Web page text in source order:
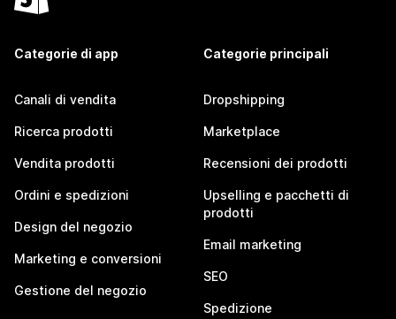
Categorie di app
Canali di vendita
Ricerca prodotti
Vendita prodotti
Ordini e spedizioni
Design del negozio
Marketing e conversioni
Gestione del negozio
Categorie principali
Dropshipping
Marketplace
Recensioni dei prodotti
Upselling e pacchetti di
prodotti
Email marketing
SEO
Spedizione